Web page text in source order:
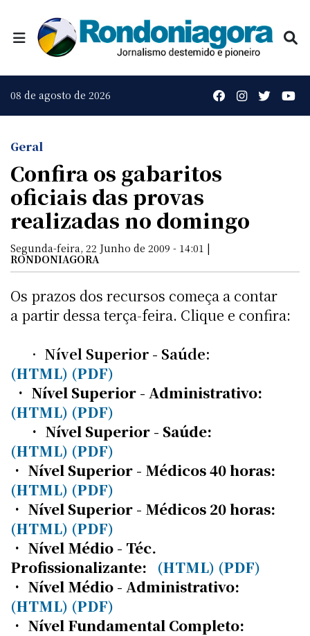
08 de agosto de 2026
Geral
Confira os gabaritos
oficiais das provas
realizadas no domingo
Segunda-feira, 22 Junho de 2009 - 14:01 |
RONDONIAGORA
Os prazos dos recursos começa a contar
a partir dessa terça-feira. Clique e confira:
• Nível Superior - Saúde:
(HTML) (PDF)
• Nível Superior - Administrativo:
(HTML) (PDF)
• Nível Superior - Saúde:
(HTML) (PDF)
• Nível Superior - Médicos 40 horas:
(HTML) (PDF)
• Nível Superior - Médicos 20 horas:
(HTML) (PDF)
• Nível Médio - Téc.
Profissionalizante: (HTML) (PDF)
• Nível Médio - Administrativo:
(HTML) (PDF)
• Nível Fundamental Completo: